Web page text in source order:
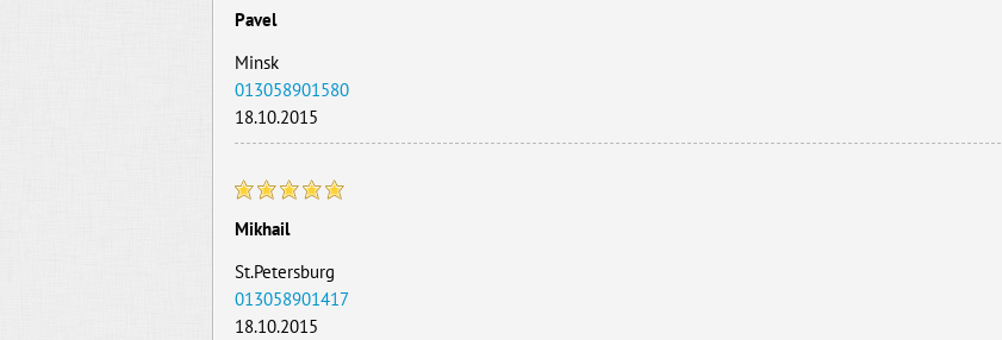
Pavel
Minsk
013058901580
18.10.2015
Mikhail
St.Petersburg
013058901417
18.10.2015